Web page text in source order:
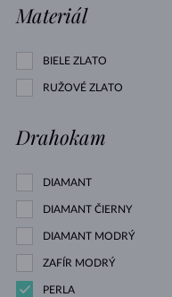
Materiál
BIELE ZLATO
RUŽOVÉ ZLATO
Drahokam
DIAMANT
DIAMANT ČIERNY
DIAMANT MODRÝ
ZAFÍR MODRÝ
PERLA